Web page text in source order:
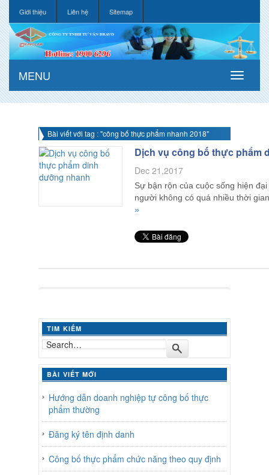
Giới thiệu Liên hệ Sitemap
MENU
Bài viết với tag : "công bố thực phẩm nhanh 2018"
Dịch vụ công bố thực phẩm
Dec 21,2017
Sự bận rộn của cuộc sống hiện
người không có quá nhiều thời
»
TIM KIẾM
BÀI VIẾT MỚI
Hướng dẫn doanh nghiệp tự công bố thực
phẩm thường
Đăng ký tên định danh
Công bố thực phẩm chức năng theo quy định